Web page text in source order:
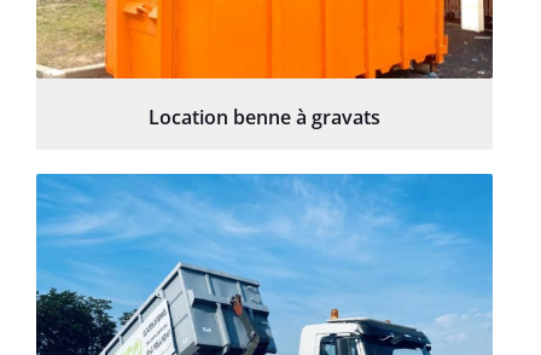
Location benne à gravats